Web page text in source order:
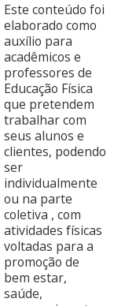
Este conteúdo foi
elaborado como
auxílio para
acadêmicos e
professores de
Educação Física
que pretendem
trabalhar com
seus alunos e
clientes, podendo
ser
individualmente
ou na parte
coletiva , com
atividades físicas
voltadas para a
promoção de
bem estar,
saúde,